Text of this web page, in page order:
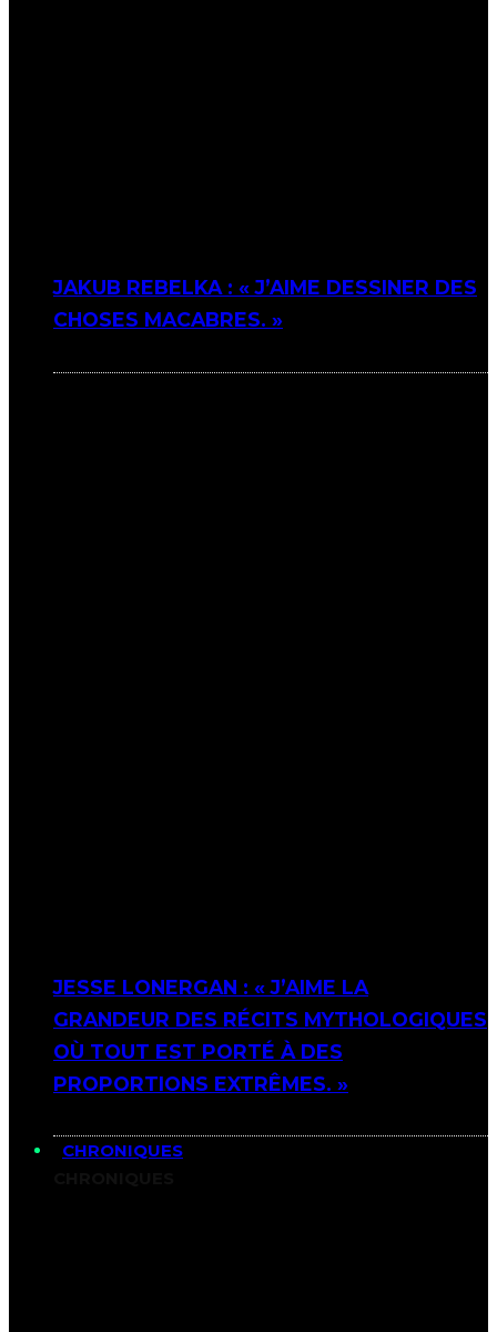
JAKUB REBELKA : « J’AIME DESSINER DES
CHOSES MACABRES. »
JESSE LONERGAN : « J’AIME LA
GRANDEUR DES RÉCITS MYTHOLOGIQUES
OÙ TOUT EST PORTÉ À DES
PROPORTIONS EXTRÊMES. »
CHRONIQUES